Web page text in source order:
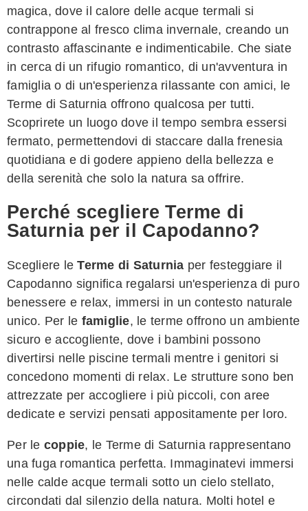
magica, dove il calore delle acque termali si
contrappone al fresco clima invernale, creando un
contrasto affascinante e indimenticabile. Che siate
in cerca di un rifugio romantico, di un'avventura in
famiglia o di un'esperienza rilassante con amici, le
Terme di Saturnia offrono qualcosa per tutti.
Scoprirete un luogo dove il tempo sembra essersi
fermato, permettendovi di staccare dalla frenesia
quotidiana e di godere appieno della bellezza e
della serenità che solo la natura sa offrire.
Perché scegliere Terme di
Saturnia per il Capodanno?
Scegliere leTerme di Saturnia per festeggiare il
Capodanno significa regalarsi un'esperienza di puro
benessere e relax, immersi in un contesto naturale
unico. Per le famiglie, le terme offrono un ambiente
sicuro e accogliente, dove i bambini possono
divertirsi nelle piscine termali mentre i genitori si
concedono momenti di relax. Le strutture sono ben
attrezzate per accogliere i più piccoli, con aree
dedicate e servizi pensati appositamente per loro.
Per le coppie, le Terme di Saturnia rappresentano
una fuga romantica perfetta. Immaginatevi immersi
nelle calde acque termali sotto un cielo stellato,
circondati dal silenzio della natura. Molti hotel e